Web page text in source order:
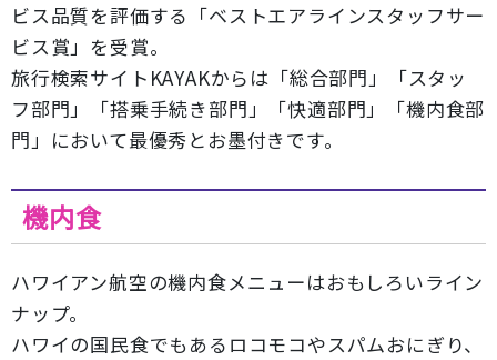
ビス品質を評価する「ベストエアラインスタッフサー
ビス賞」を受賞。
旅行検索サイトKAYAKからは「総合部門」「スタッ
フ部門」「搭乗手続き部門」「快適部門」「機内食部
門」において最優秀とお墨付きです。
機内食
ハワイアン航空の機内食メニューはおもしろいライン
ナップ。
ハワイの国民食でもあるロコモコやスパムおにぎり、